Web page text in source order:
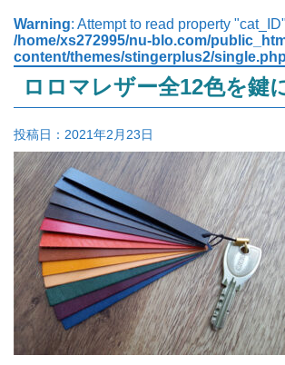
Warning: Attempt to read property
/home/xs272995/nu-blo.com/
content/themes/stingerplus2/single.php
ロロマレザー全12色を鍵
投稿日： 2021年2月23日